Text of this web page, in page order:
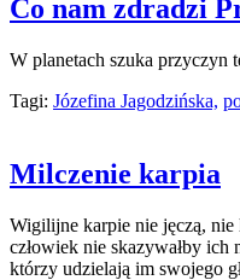
Co nam zdradzi
W planetach szuka przyczyn
Tagi: Józefina Jagodzińska,
Milczenie karpia
Wigilijne karpie nie jęczą, nie
człowiek nie skazywałby ich
którzy udzielają im swojego